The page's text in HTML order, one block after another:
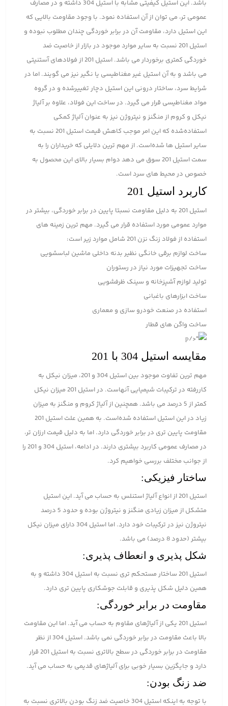
باشد. این استیل کیفیتی مشابه با استیل 304 داشته و در مصارف
عمومی تر، می توان از آن استفاده نمود. با وجود مقاومت بالایی که
این استیل دارد، مقاومت آن در برابر خوردگی چندان مطلوب نبوده و
استیل 201 نسبت به سایر موارد موجود در بازار از خاصیت ضد
خوردگی کمتری برخوردار می باشد. استیل 201 از فولادهای آستنیتی
می باشد و به آن استیل غیر مغناطیسی یا نگیر نیز می گویند. اما در
شرایط سرد، ساختار درونی این استیل دچار تغییرشده و در گروه
مواد مغناطیسی قرار می گیرد. در ساخت این فولاد، علاوه بر آلیاژ
نیکل و کروم از منگنز و نیتروژن نیز به عنوان آلیاژ کمکی
استفاده‌شده که این امر موجب کاهش قیمت استیل 201 نسبت به
سایر استیل ها شده‌است. از مهم ترین دلایلی که خریداران را به
سمت استیل 201 سوق می دهد دوام بسیار بالای این محصول به
خصوص در محیط های سرد است.
کاربرد استیل 201
استیل 201 به دلیل مقاومت نسبتا پایین در برابر خوردگی، بیشتر در
موارد عمومی مورد استفاده قرار می گیرد. مهم ترین زمینه های
استفاده از فولاد زنگ نزن 201 شامل موارد زیر است:
ساخت لوازم برقی خانگی نظیر بدنه داخلی ماشین لباسشویی
ساخت تجهیزات مورد نیاز در رستوران
تولید لوازم آشپزخانه و سینک ظرفشویی
ساخت ابزارهای باغبانی
استفاده در صنعت خودرو سازی و معماری
ساخت واگن های قطار
مقایسه استیل 304 با 201
مهم ترین تفاوت موجود بین استیل 304 و 201، میزان نیکل به
کاررفته در ترکیبات شیمیایی آنهاست. در استیل 201 میزان نیکل
کمتر از 5 درصد می باشد. همچنین از آلیاژ کروم و منگنز به میزان
زیاد در این استیل استفاده شده‌است. به همین علت استیل 201
مقاومت پایین تری در برابر خوردگی دارد. اما به دلیل قیمت ارزان تر،
در مصارف عمومی کاربرد بیشتری دارند. در ادامه، استیل 304 و 201 را
از جوانب مختلف بررسی خواهیم کرد.
ساختار فیزیکی:
استیل 201 از انواع آلیاژ استنلس به حساب می آید. این استیل
متشکل از میزان زیادی منگنز و نیتروژن بوده و حدود 5 درصد
نیتروژن نیز در ترکیبات خود دارد. اما استیل 304 دارای میزان نیکل
بیشتر (حدود 8 درصد) می باشد.
شکل پذیری و انعطاف پذیری:
استیل 201 ساختار مستحکم تری نسبت به استیل 304 داشته و به
همین دلیل شکل پذیری و قابلت جوشکاری پایین تری دارد.
مقاومت در برابر خوردگی:
استیل 201 یکی از آلیاژهای مقاوم به حساب می آید. اما این مقاومت
بالا باعث مقاومت در برابر خوردگی نمی باشد. استیل 304 از نظر
مقاومت در برابر خوردگی در سطح بالاتری نسبت به استیل 201 قرار
دارد و جایگزین بسیار خوبی برای آلیاژهای قدیمی به حساب می آید.
ضد زنگ بودن:
با توجه به اینکه استیل 304 خاصیت ضد زنگ بودن بالاتری نسبت به